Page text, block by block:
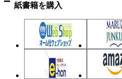
紙書籍を購入